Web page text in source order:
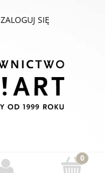
ZALOGUJ SIĘ